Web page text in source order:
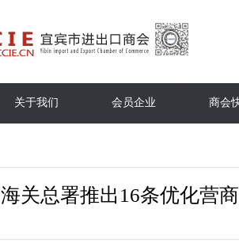
关于我们 会员企业 商会
海关总署推出16条优化营